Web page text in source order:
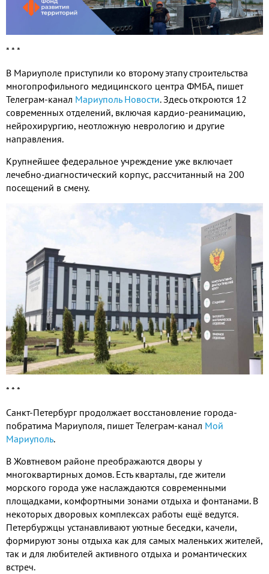
* * *
В Мариуполе приступили ко второму этапу строительства
многопрофильного медицинского центра ФМБА, пишет
Телеграм-канал Мариуполь Новости. Здесь откроются 12
современных отделений, включая кардио-реанимацию,
нейрохирургию, неотложную неврологию и другие
направления.
Крупнейшее федеральное учреждение уже включает
лечебно-диагностический корпус, рассчитанный на 200
посещений в смену.
* * *
Санкт-Петербург продолжает восстановление города-
побратима Мариуполя, пишет Телеграм-канал Мой
Мариуполь.
В Жовтневом районе преображаются дворы у
многоквартирных домов. Есть кварталы, где жители
морского города уже наслаждаются современными
площадками, комфортными зонами отдыха и фонтанами. В
некоторых дворовых комплексах работы ещё ведутся.
Петербуржцы устанавливают уютные беседки, качели,
формируют зоны отдыха как для самых маленьких жителей,
так и для любителей активного отдыха и романтических
встреч.